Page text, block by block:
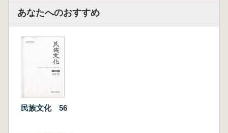
あなたへのおすすめ
民族文化 56